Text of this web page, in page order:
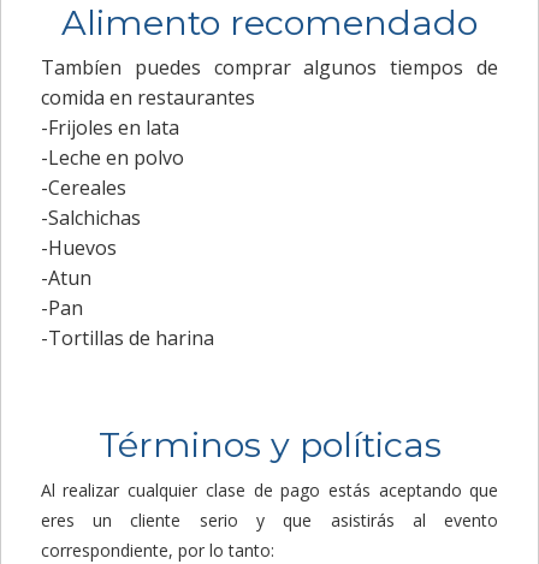
Alimento recomendado
Tambíen puedes comprar algunos tiempos de
comida en restaurantes
-Frijoles en lata
-Leche en polvo
-Cereales
-Salchichas
-Huevos
-Atun
-Pan
-Tortillas de harina
Términos y políticas
Al realizar cualquier clase de pago estás aceptando que
eres un cliente serio y que asistirás al evento
correspondiente, por lo tanto: